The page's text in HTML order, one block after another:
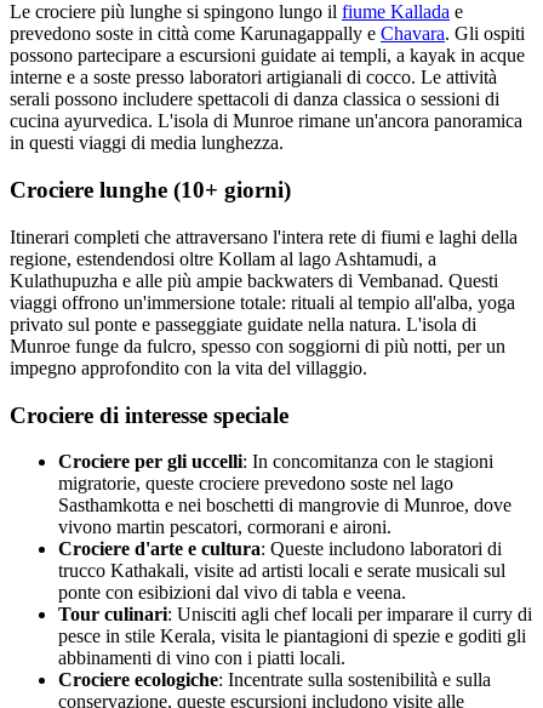
Le crociere più lunghe si spingono lungo il fiume Kallada e
prevedono soste in città come Karunagappally e Chavara. Gli ospiti
possono partecipare a escursioni guidate ai templi, a kayak in acque
interne e a soste presso laboratori artigianali di cocco. Le attività
serali possono includere spettacoli di danza classica o sessioni di
cucina ayurvedica. L'isola di Munroe rimane un'ancora panoramica
in questi viaggi di media lunghezza.
Crociere lunghe (10+ giorni)
Itinerari completi che attraversano l'intera rete di fiumi e laghi della
regione, estendendosi oltre Kollam al lago Ashtamudi, a
Kulathupuzha e alle più ampie backwaters di Vembanad. Questi
viaggi offrono un'immersione totale: rituali al tempio all'alba, yoga
privato sul ponte e passeggiate guidate nella natura. L'isola di
Munroe funge da fulcro, spesso con soggiorni di più notti, per un
impegno approfondito con la vita del villaggio.
Crociere di interesse speciale
Crociere per gli uccelli: In concomitanza con le stagioni
migratorie, queste crociere prevedono soste nel lago
Sasthamkotta e nei boschetti di mangrovie di Munroe, dove
vivono martin pescatori, cormorani e aironi.
Crociere d'arte e cultura: Queste includono laboratori di
trucco Kathakali, visite ad artisti locali e serate musicali sul
ponte con esibizioni dal vivo di tabla e veena.
Tour culinari: Unisciti agli chef locali per imparare il curry di
pesce in stile Kerala, visita le piantagioni di spezie e goditi gli
abbinamenti di vino con i piatti locali.
Crociere ecologiche: Incentrate sulla sostenibilità e sulla
conservazione, queste escursioni includono visite alle